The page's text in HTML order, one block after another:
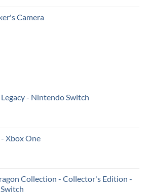
Camera
- Nintendo Switch
Xbox One
Collection - Collector's Edition -